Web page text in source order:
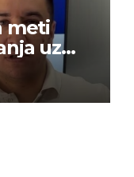
meti
uz